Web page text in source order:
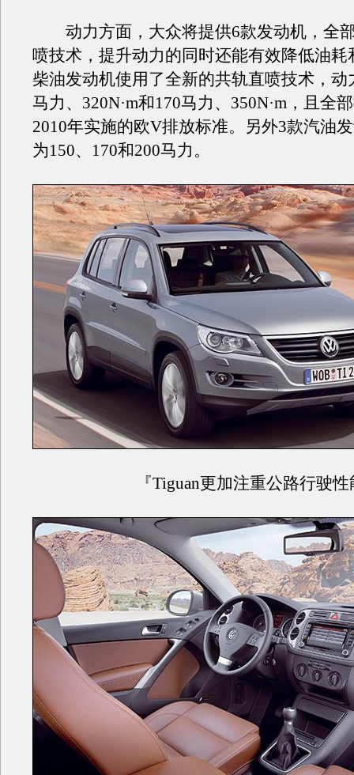
动力方面，大众将提供6款发动机，全
喷技术，提升动力的同时还能有效降低油耗
柴油发动机使用了全新的共轨直喷技术，动
马力、320N·m和170马力、350N·m，且全
2010年实施的欧V排放标准。另外3款汽油
为150、170和200马力。
『Tiguan更加注重公路行驶性